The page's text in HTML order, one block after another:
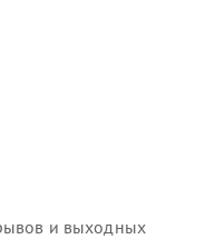
и выходных